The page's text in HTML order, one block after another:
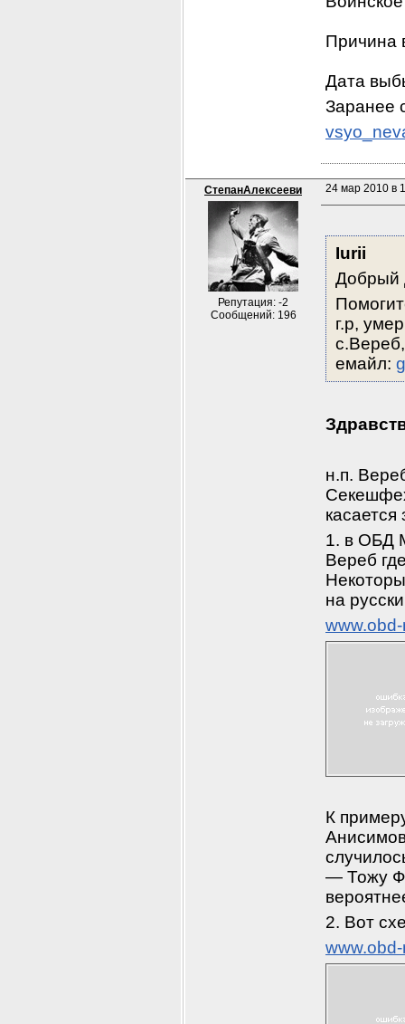
Причина
Дата
Заранее
СтепанАлексееви
Репутация: -2
Сообщений: 196
24 мар 2010 в
Iurii
Добрый
г.р,
емайл:
н.п.
1. в ОБД
Вереб
на
К
— Тожу
2. Вот